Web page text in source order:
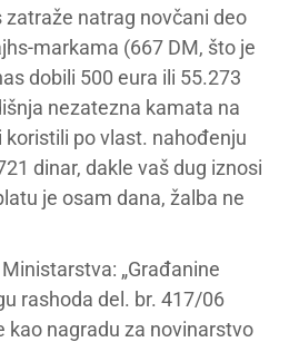
zatraže natrag novčani deo
markama (667 DM, što je
dobili 500 eura ili 55.273
nezatezna kamata na
po vlast. nahođenju
dinar, dakle vaš dug iznosi
je osam dana, žalba ne
„Građanine
rashoda del. br. 417/06
kao nagradu za novinarstvo